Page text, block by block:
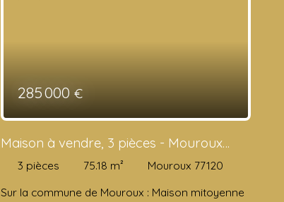
285 000 €
Maison à vendre, 3 pièces - Mouroux
77120
3 pièces 75.18 m²
Mouroux 77120
Sur la commune de Mouroux : Maison mitoyenne